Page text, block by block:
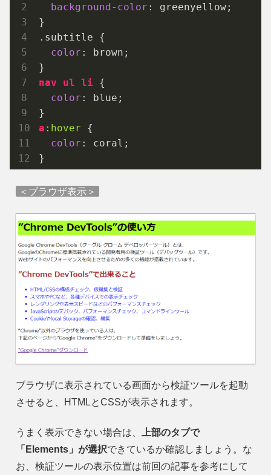
background-color : greenyellow;
.subtitle {
color : brown;
nav
ul li {
color : blue;
a :hover {
color : coral;
}
＜ブラウザ表示＞
ブラウザに表示されている画面から検証ツールを起動
させると、HTMLとCSSが表示されます。
うまく表示できない場合は、
上部のタブで
「Elements」が選択できているか確認しましょう。な
お、検証ツールの表示位置は前回の記事を参考にして